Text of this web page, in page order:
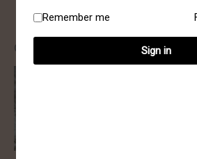
Gerelateerde producten
Remember me
Sign in